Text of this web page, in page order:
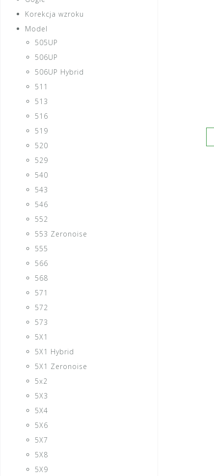
Korekcja wzroku
Model
505UP
506UP
506UP Hybrid
511
513
516
519
520
529
540
543
546
552
553 Zeronoise
555
566
568
571
572
573
5X1
5X1 Hybrid
5X1 Zeronoise
5x2
5X3
5X4
5X6
5X7
5X8
5X9